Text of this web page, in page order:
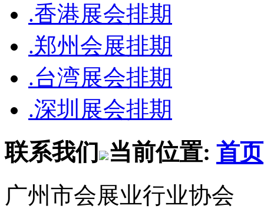
.香港展会排期
.郑州会展排期
.台湾展会排期
.深圳展会排期
联系我们 当前位置: 首页
广州市会展业行业协会